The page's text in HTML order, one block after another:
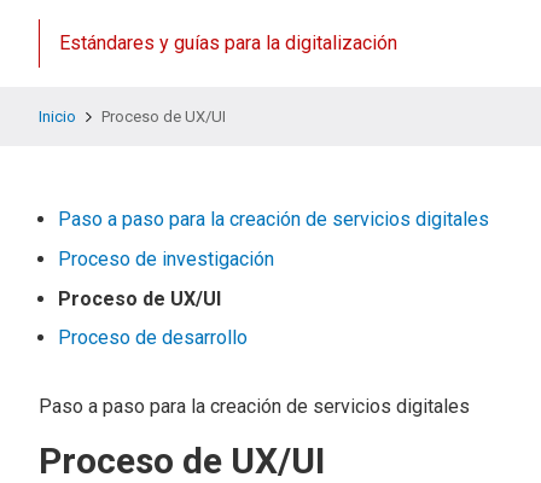
Estándares y guías para la digitalización
Inicio Proceso de UX/UI
Paso a paso para la creación de servicios digitales
Proceso de investigación
Proceso de UX/UI
Proceso de desarrollo
Paso a paso para la creación de servicios digitales
Proceso de UX/UI